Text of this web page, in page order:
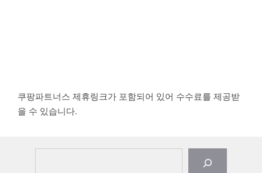
쿠팡파트너스 제휴링크가 포함되어 있어 수수료를 제공받
을 수 있습니다.